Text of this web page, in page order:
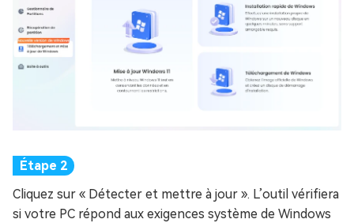
Cliquez sur « Détecter et mettre à jour ». L’outil vérifiera
si votre PC répond aux exigences système de Windows